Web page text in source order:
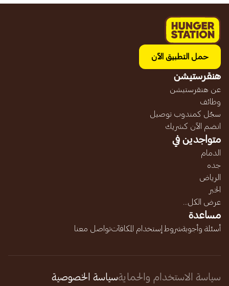
حمل التطبيق الآن
هنقرستيشن
عن هنقرستيشن
وظائف
سجّل كمندوب توصيل
انضم الآن كشريك
متواجدين في
الدمام
جده
الرياض
الخبر
عرض الكل...
مساعدة
أسئلة وأجوبةشروط إستخدام المكافآتتواصل معنا
سياسة الاستخدام والحمايةسياسة الخصوصية